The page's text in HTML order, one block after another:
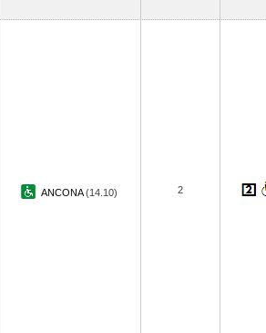
ANCONA(14.10) 2